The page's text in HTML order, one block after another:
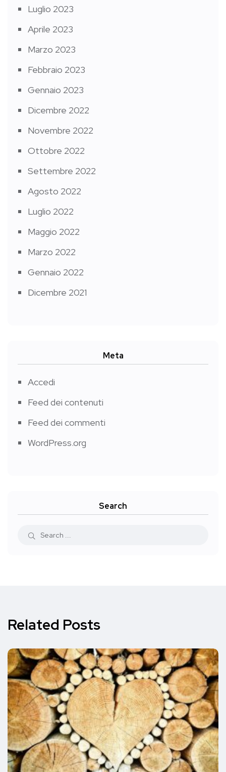
Luglio 2023
Aprile 2023
Marzo 2023
Febbraio 2023
Gennaio 2023
Dicembre 2022
Novembre 2022
Ottobre 2022
Settembre 2022
Agosto 2022
Luglio 2022
Maggio 2022
Marzo 2022
Gennaio 2022
Dicembre 2021
Meta
Accedi
Feed dei contenuti
Feed dei commenti
WordPress.org
Search
Related Posts